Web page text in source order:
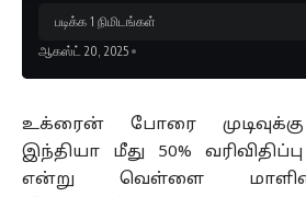
ஆகஸ்ட் 20, 2025
படிக்க 1 நிமிடங்கள்
உக்ரைன் போரை
இந்தியா மீது 50%
என்று வெள்ளை